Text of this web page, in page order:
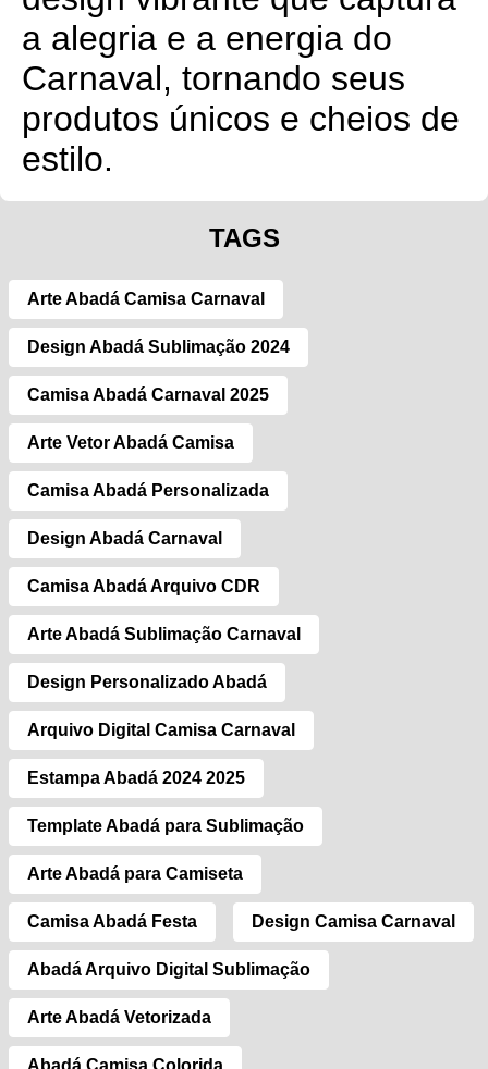
a alegria e a energia do
Carnaval, tornando seus
produtos únicos e cheios de
estilo.
TAGS
Arte Abadá Camisa Carnaval
Design Abadá Sublimação 2024
Camisa Abadá Carnaval 2025
Arte Vetor Abadá Camisa
Camisa Abadá Personalizada
Design Abadá Carnaval
Camisa Abadá Arquivo CDR
Arte Abadá Sublimação Carnaval
Design Personalizado Abadá
Arquivo Digital Camisa Carnaval
Estampa Abadá 2024 2025
Template Abadá para Sublimação
Arte Abadá para Camiseta
Camisa Abadá Festa Design Camisa Carnaval
Abadá Arquivo Digital Sublimação
Arte Abadá Vetorizada
Abadá Camisa Colorida